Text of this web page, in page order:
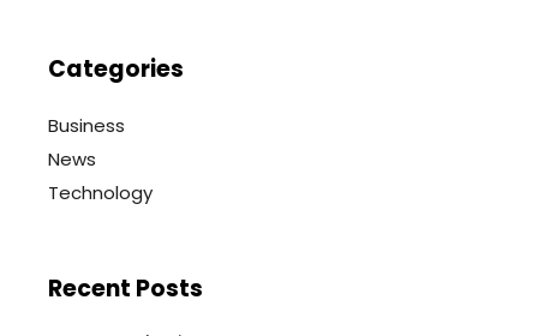
Categories
Business
News
Technology
Recent Posts